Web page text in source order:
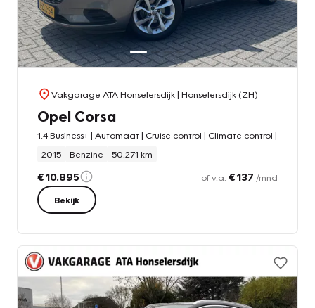
Vakgarage ATA Honselersdijk| Honselersdijk (ZH)
Opel Corsa
1.4 Business+ | Automaat | Cruise control | Climate control |
2015
Benzine 50.271 km
€ 10.895 of v.a. € 137 /mnd
Bekijk